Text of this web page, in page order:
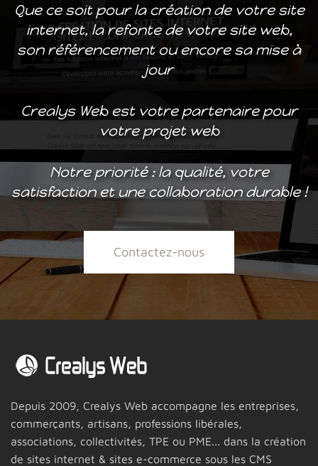
Que ce soit pour la création de votre site
internet, la refonte de votre site web,
son référencement ou encore sa mise à
jour
Crealys Web est votre partenaire pour
votre projet web
Notre priorité : la qualité, votre
satisfaction et une collaboration durable !
Contactez-nous
Depuis 2009, Crealys Web accompagne les entreprises,
commerçants, artisans, professions libérales,
associations, collectivités, TPE ou PME... dans la création
de sites internet & sites e-commerce sous les CMS